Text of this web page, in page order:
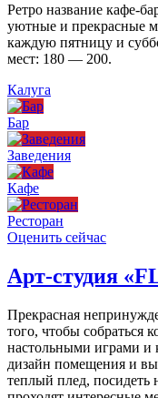
Ретро название кафе-
уютные и прекрасные
каждую пятницу и
мест: 180 — 200.
Калуга
Бар
Заведения
Кафе
Ресторан
Оценить сейчас
Арт-студия
Прекрасная
того, чтобы собраться
настольными играми и
дизайн помещения и
теплый плед, посидеть